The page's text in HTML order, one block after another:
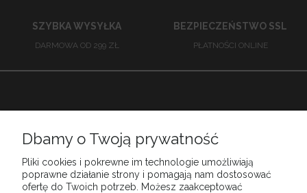
SZYBKA WYSYŁKA
DARMOWA OD 299 ZŁ
BEZPIECZEŃSTWO SSL
PŁATNOŚCI ONLINE
Babiarnia
Obsługa klienta
Dbamy o Twoją prywatność
Pliki cookies i pokrewne im technologie umożliwiają
poprawne działanie strony i pomagają nam dostosować
ofertę do Twoich potrzeb. Możesz zaakceptować